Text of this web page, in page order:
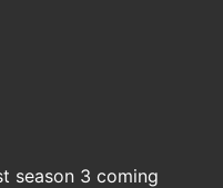
season 3 coming